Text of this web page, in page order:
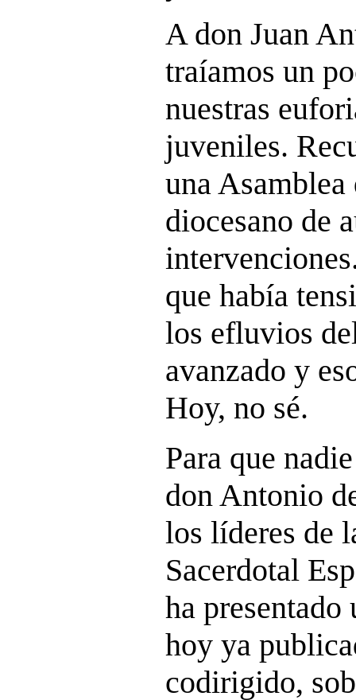
A don Juan
traíamos un
nuestras
juveniles.
una
diocesano de
que había
los efluvios
avanzado y
Hoy, no sé.
Para que
don Antonio
los líderes de
Sacerdotal
ha presentado
hoy ya
codirigido,